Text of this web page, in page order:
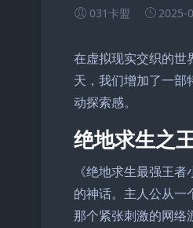
031卡盟 2025-
在虚拟现实交织的世
天，我们增加了一部
动探索感。
绝地求生之
《绝地求生最强王
的神话。主人公从一
那个紧张刺激的网络